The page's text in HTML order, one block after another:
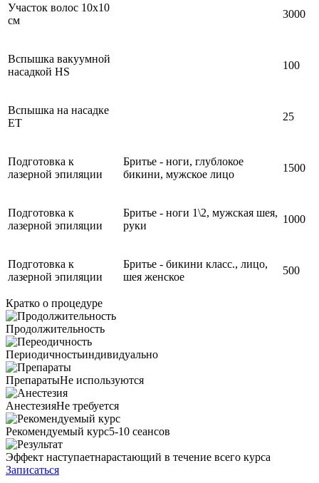
Участок волос 10х10
см
3000
Вспышка вакуумной
насадкой HS
100
Вспышка на насадке
ET
25
Подготовка к
лазерной эпиляции
Бритье - ноги, глублокое
бикини, мужское лицо
1500
Подготовка к
лазерной эпиляции
Бритье - ноги 1\2, мужская шея,
руки
1000
Подготовка к
лазерной эпиляции
Бритье - бикини класс., лицо,
шея женское
500
Кратко о процедуре
Продолжительность
Периодичностьиндивидуально
ПрепаратыНе используются
АнестезияНе требуется
Рекомендуемый курс5-10 сеансов
Эффект наступаетнарастающий в течение всего курса
Записаться